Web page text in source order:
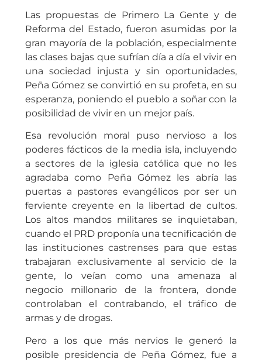
Las propuestas de Primero La Gente y de
Reforma del Estado, fueron asumidas por la
gran mayoría de la población, especialmente
las clases bajas que sufrían día a día el vivir en
una sociedad injusta y sin oportunidades,
Peña Gómez se convirtió en su profeta, en su
esperanza, poniendo el pueblo a soñar con la
posibilidad de vivir en un mejor país.
Esa revolución moral puso nervioso a los
poderes fácticos de la media isla, incluyendo
a sectores de la iglesia católica que no les
agradaba como Peña Gómez les abría las
puertas a pastores evangélicos por ser un
ferviente creyente en la libertad de cultos.
Los altos mandos militares se inquietaban,
cuando el PRD proponía una tecnificación de
las instituciones castrenses para que estas
trabajaran exclusivamente al servicio de la
gente, lo veían como una amenaza al
negocio millonario de la frontera, donde
controlaban el contrabando, el tráfico de
armas y de drogas.
Pero a los que más nervios le generó la
posible presidencia de Peña Gómez, fue a